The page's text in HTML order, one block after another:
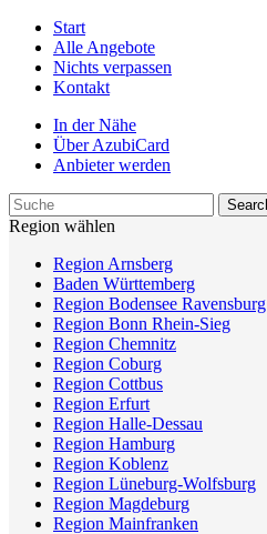
Start
Alle Angebote
Nichts verpassen
Kontakt
In der Nähe
Über AzubiCard
Anbieter werden
Region wählen
Region Arnsberg
Baden Württemberg
Region Bodensee Ravensburg
Region Bonn Rhein-Sieg
Region Chemnitz
Region Coburg
Region Cottbus
Region Erfurt
Region Halle-Dessau
Region Hamburg
Region Koblenz
Region Lüneburg-Wolfsburg
Region Magdeburg
Region Mainfranken